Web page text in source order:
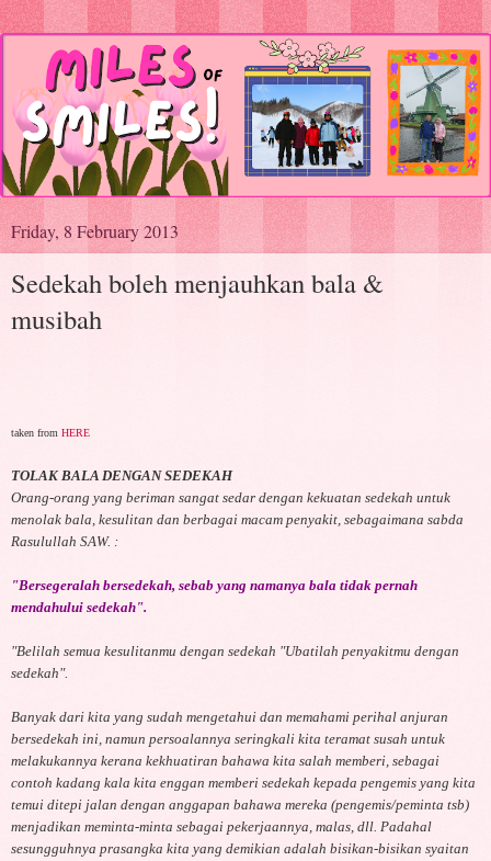
Friday, 8 February 2013
Sedekah boleh menjauhkan bala &
musibah
taken from HERE
TOLAK BALA DENGAN SEDEKAH
Orang-orang yang beriman sangat sedar dengan kekuatan sedekah untuk
menolak bala, kesulitan dan berbagai macam penyakit, sebagaimana sabda
Rasulullah SAW. :
"Bersegeralah bersedekah, sebab yang namanya bala tidak pernah
mendahului sedekah".
"Belilah semua kesulitanmu dengan sedekah "Ubatilah penyakitmu dengan
sedekah".
Banyak dari kita yang sudah mengetahui dan memahami perihal anjuran
bersedekah ini, namun persoalannya seringkali kita teramat susah untuk
melakukannya kerana kekhuatiran bahawa kita salah memberi, sebagai
contoh kadang kala kita enggan memberi sedekah kepada pengemis yang kita
temui ditepi jalan dengan anggapan bahawa mereka (pengemis/peminta tsb)
menjadikan meminta-minta sebagai pekerjaannya, malas, dll. Padahal
sesungguhnya prasangka kita yang demikian adalah bisikan-bisikan syaitan